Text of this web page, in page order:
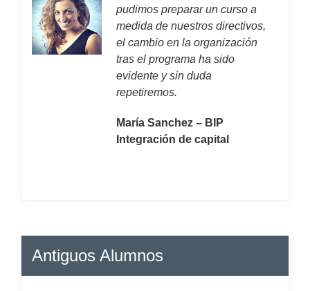
pudimos preparar un curso a
medida de nuestros directivos,
el cambio en la organización
tras el programa ha sido
evidente y sin duda
repetiremos.
María Sanchez – BIP
Integración de capital
Antiguos Alumnos